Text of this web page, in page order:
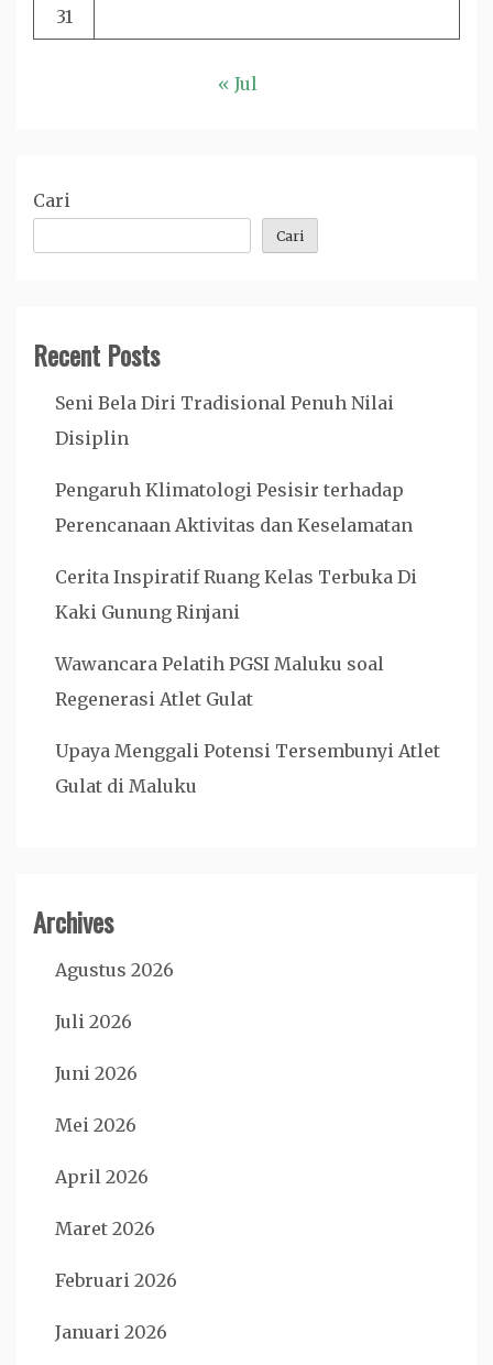
31
« Jul
Cari
Cari
Recent Posts
Seni Bela Diri Tradisional Penuh Nilai
Disiplin
Pengaruh Klimatologi Pesisir terhadap
Perencanaan Aktivitas dan Keselamatan
Cerita Inspiratif Ruang Kelas Terbuka Di
Kaki Gunung Rinjani
Wawancara Pelatih PGSI Maluku soal
Regenerasi Atlet Gulat
Upaya Menggali Potensi Tersembunyi Atlet
Gulat di Maluku
Archives
Agustus 2026
Juli 2026
Juni 2026
Mei 2026
April 2026
Maret 2026
Februari 2026
Januari 2026